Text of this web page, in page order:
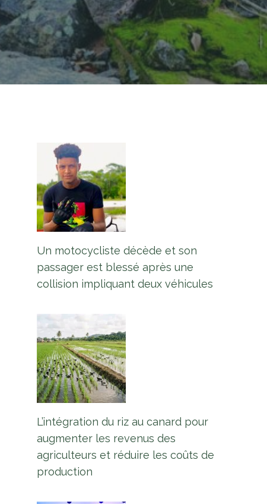
Un motocycliste décède et son
passager est blessé après une
collision impliquant deux véhicules
L’intégration du riz au canard pour
augmenter les revenus des
agriculteurs et réduire les coûts de
production